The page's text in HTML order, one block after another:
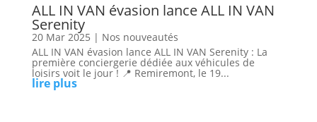
ALL IN VAN évasion lance ALL IN VAN
Serenity
20 Mar 2025 | Nos nouveautés
ALL IN VAN évasion lance ALL IN VAN Serenity : La
première conciergerie dédiée aux véhicules de
loisirs voit le jour ! 📍 Remiremont, le 19...
lire plus